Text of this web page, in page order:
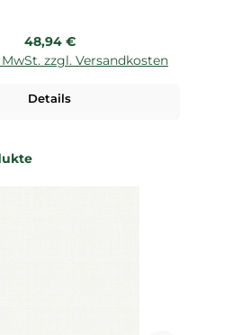
Regulärer Preis:
48,94 €
zzgl. Versandkosten
Details